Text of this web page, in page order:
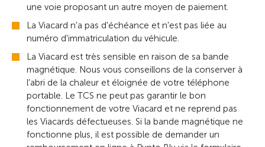
une voie proposant un autre moyen de paiement.
La Viacard n'a pas d'échéance et n'est pas liée au
numéro d'immatriculation du véhicule.
La Viacard est très sensible en raison de sa bande
magnétique. Nous vous conseillons de la conserver à
l'abri de la chaleur et éloignée de votre téléphone
portable. Le TCS ne peut pas garantir le bon
fonctionnement de votre Viacard et ne reprend pas
les Viacards défectueuses. Si la bande magnétique ne
fonctionne plus, il est possible de demander un